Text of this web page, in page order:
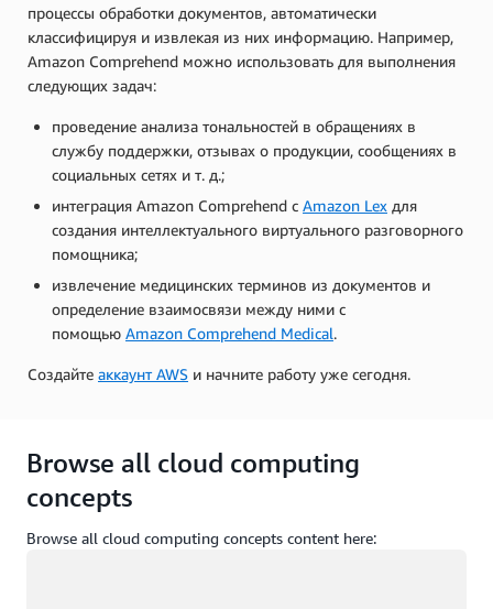
процессы обработки документов, автоматически
классифицируя и извлекая из них информацию. Например,
Amazon Comprehend можно использовать для выполнения
следующих задач:
проведение анализа тональностей в обращениях в
службу поддержки, отзывах о продукции, сообщениях в
социальных сетях и т. д.;
интеграция Amazon Comprehend с Amazon Lex для
создания интеллектуального виртуального разговорного
помощника;
извлечение медицинских терминов из документов и
определение взаимосвязи между ними с
помощью Amazon Comprehend Medical.
Создайте аккаунт AWS и начните работу уже сегодня.
Browse all cloud computing
concepts
Browse all cloud computing concepts content here: